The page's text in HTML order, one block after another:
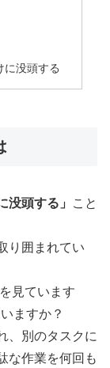
に没頭する
没頭する」
こと
り囲まれてい
見ています
ますか？
、別のタスクに
な作業を何回も